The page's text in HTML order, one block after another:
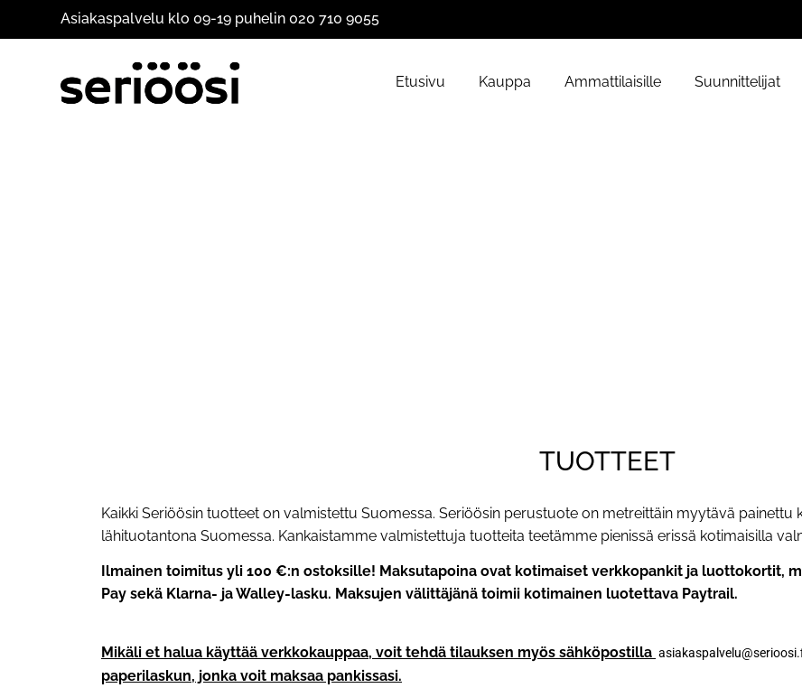
Asiakaspalvelu klo 09-19 puhelin 020 710 9055
Etusivu Kauppa Ammattilaisille Suunnittelijat
TUOTTEET
Kaikki Seriöösin tuotteet on valmistettu Suomessa. Seriöösin perustuote on metreittäin myytävä painettu
lähituotantona Suomessa. Kankaistamme valmistettuja tuotteita teetämme pienissä erissä kotimaisilla
Ilmainen toimitus yli 100 €:n ostoksille! Maksutapoina ovat kotimaiset verkkopankit ja luottokortit,
Pay sekä Klarna- ja Walley-lasku. Maksujen välittäjänä toimii kotimainen luotettava Paytrail.
Mikäli et halua käyttää verkkokauppaa, voit tehdä tilauksen myös sähköpostilla
paperilaskun, jonka voit maksaa pankissasi.